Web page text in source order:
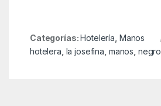
Categorías:Hotelería Manos
hotelera la josefina manos negro